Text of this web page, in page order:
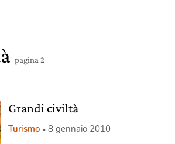
pagina 2
Grandi civiltà
Turismo 8 gennaio 2010